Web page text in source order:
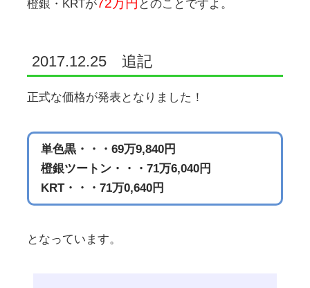
橙銀・KRTが72万円 とのことですよ。
2017.12.25 追記
正式な価格が発表となりました！
単色黒・・・69万9,840円
橙銀ツートン・・・71万6,040円
KRT・・・71万0,640円
となっています。